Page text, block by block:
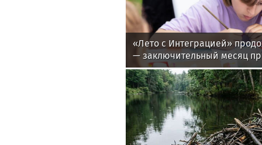
«Лето с Интеграцией»
— заключительный месяц